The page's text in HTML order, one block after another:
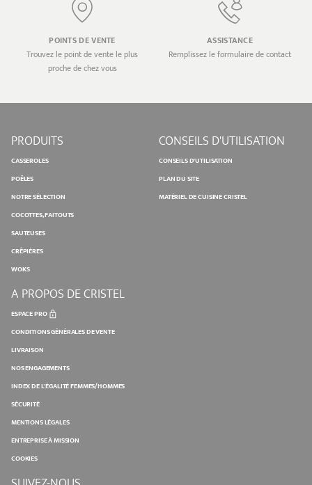
POINTS DE VENTE
Trouvez le point de vente le plus
proche de chez vous
ASSISTANCE
Remplissez le formulaire de contact
PRODUITS
CASSEROLES
POÊLES
NOTRE SÉLECTION
COCOTTES, FAITOUTS
SAUTEUSES
CRÊPIÈRES
WOKS
CONSEILS D'UTILISATION
CONSEILS D'UTILISATION
PLAN DU SITE
MATÉRIEL DE CUISINE CRISTEL
A PROPOS DE CRISTEL
ESPACE PRO
CONDITIONS GÉNÉRALES DE VENTE
LIVRAISON
NOS ENGAGEMENTS
INDEX DE L'ÉGALITÉ FEMMES/HOMMES
SÉCURITÉ
MENTIONS LÉGALES
ENTREPRISE À MISSION
COOKIES